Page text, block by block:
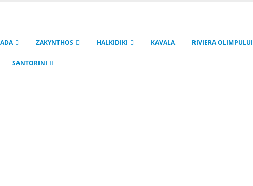
ZAKYNTHOS HALKIDIKI KAVALA RIVIERA OLIMPULUI
SANTORINI